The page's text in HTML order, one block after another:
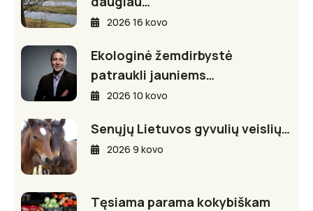
2026 16 kovo
Ekologinė žemdirbystė
patraukli jauniems…
2026 10 kovo
Senųjų Lietuvos gyvulių veislių…
2026 9 kovo
Tęsiama parama kokybiškam